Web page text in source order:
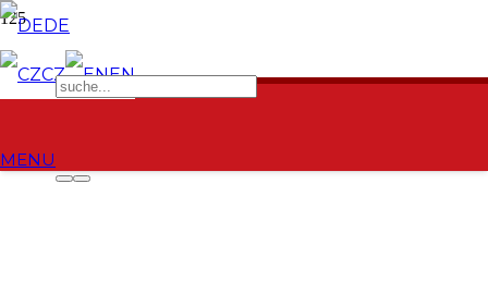
DE
CZ EN
MENU